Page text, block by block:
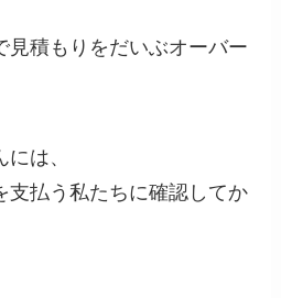
見積もりをだいぶオーバー
は、
支払う私たちに確認してか